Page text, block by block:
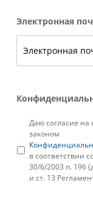
Электронная
Даю согласие на
законом
в соответствии
30/6/2003 n. 196
и ст. 13